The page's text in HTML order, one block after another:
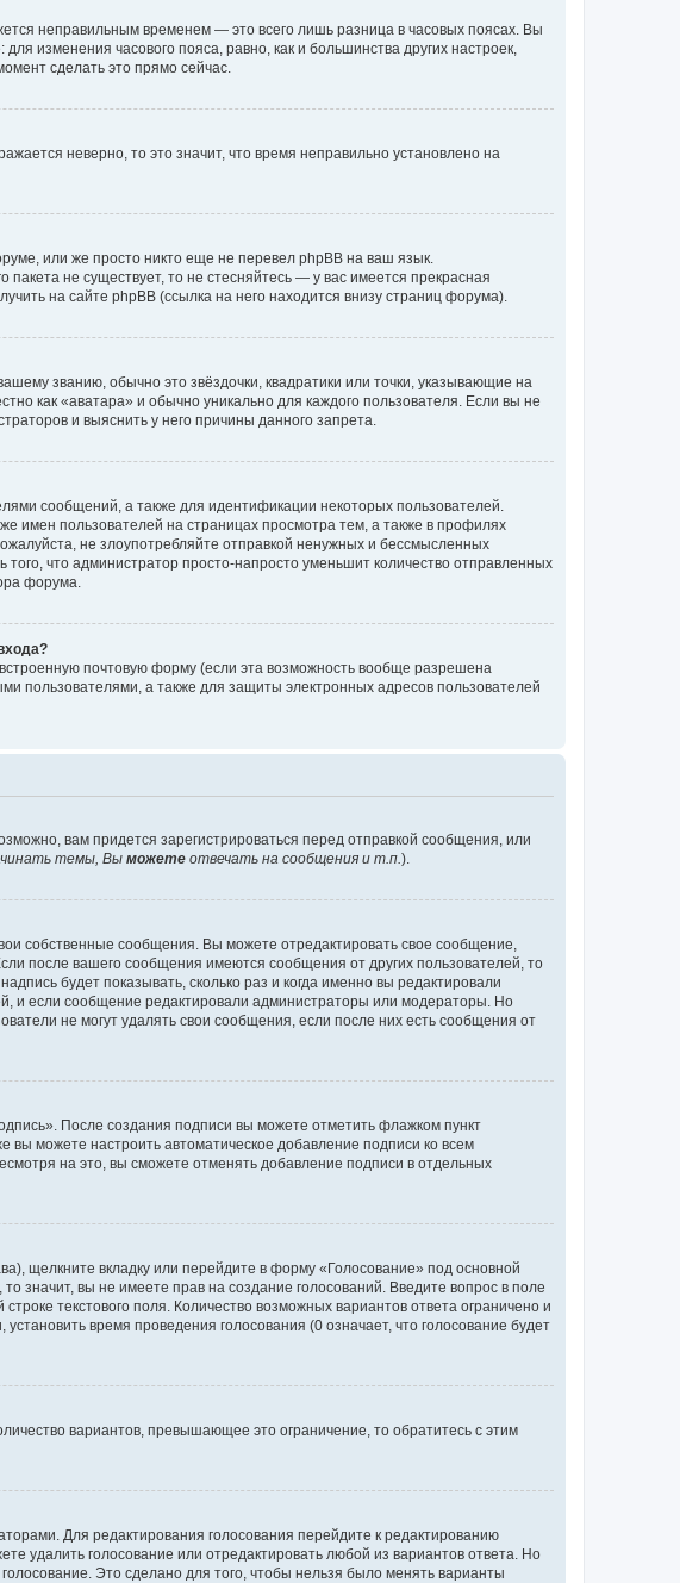
неправильным временем — это всего лишь разница в часовых поясах. Вы
изменения часового пояса, равно, как и большинства других настроек,
сделать это прямо сейчас.
неверно, то это значит, что время неправильно установлено на
или же просто никто еще не перевел phpBB на ваш язык.
не существует, то не стесняйтесь — у вас имеется прекрасная
на сайте phpBB (ссылка на него находится внизу страниц форума).
званию, обычно это звёздочки, квадратики или точки, указывающие на
как «аватара» и обычно уникально для каждого пользователя. Если вы не
и выяснить у него причины данного запрета.
сообщений, а также для идентификации некоторых пользователей.
имен пользователей на страницах просмотра тем, а также в профилях
не злоупотребляйте отправкой ненужных и бессмысленных
что администратор просто-напросто уменьшит количество отправленных
форума.
почтовую форму (если эта возможность вообще разрешена
пользователями, а также для защиты электронных адресов пользователей
вам придется зарегистрироваться перед отправкой сообщения, или
темы, Вы можете отвечать на сообщения и т.п. ).
собственные сообщения. Вы можете отредактировать свое сообщение,
после вашего сообщения имеются сообщения от других пользователей, то
будет показывать, сколько раз и когда именно вы редактировали
и если сообщение редактировали администраторы или модераторы. Но
не могут удалять свои сообщения, если после них есть сообщения от
После создания подписи вы можете отметить флажком пункт
можете настроить автоматическое добавление подписи ко всем
на это, вы сможете отменять добавление подписи в отдельных
щелкните вкладку или перейдите в форму «Голосование» под основной
значит, вы не имеете прав на создание голосований. Введите вопрос в поле
текстового поля. Количество возможных вариантов ответа ограничено и
время проведения голосования (0 означает, что голосование будет
вариантов, превышающее это ограничение, то обратитесь с этим
Для редактирования голосования перейдите к редактированию
удалить голосование или отредактировать любой из вариантов ответа. Но
Это сделано для того, чтобы нельзя было менять варианты